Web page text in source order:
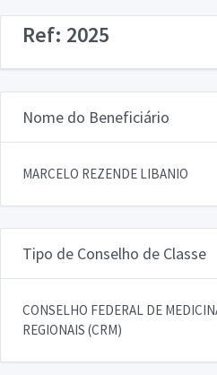
Ref: 2025
Nome do Beneficiário
MARCELO REZENDE LIBANIO
Tipo de Conselho de Classe
CONSELHO FEDERAL DE
REGIONAIS (CRM)